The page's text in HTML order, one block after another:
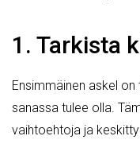
1. Tarkista
Ensimmäinen askel
sanassa tulee olla.
vaihtoehtoja ja